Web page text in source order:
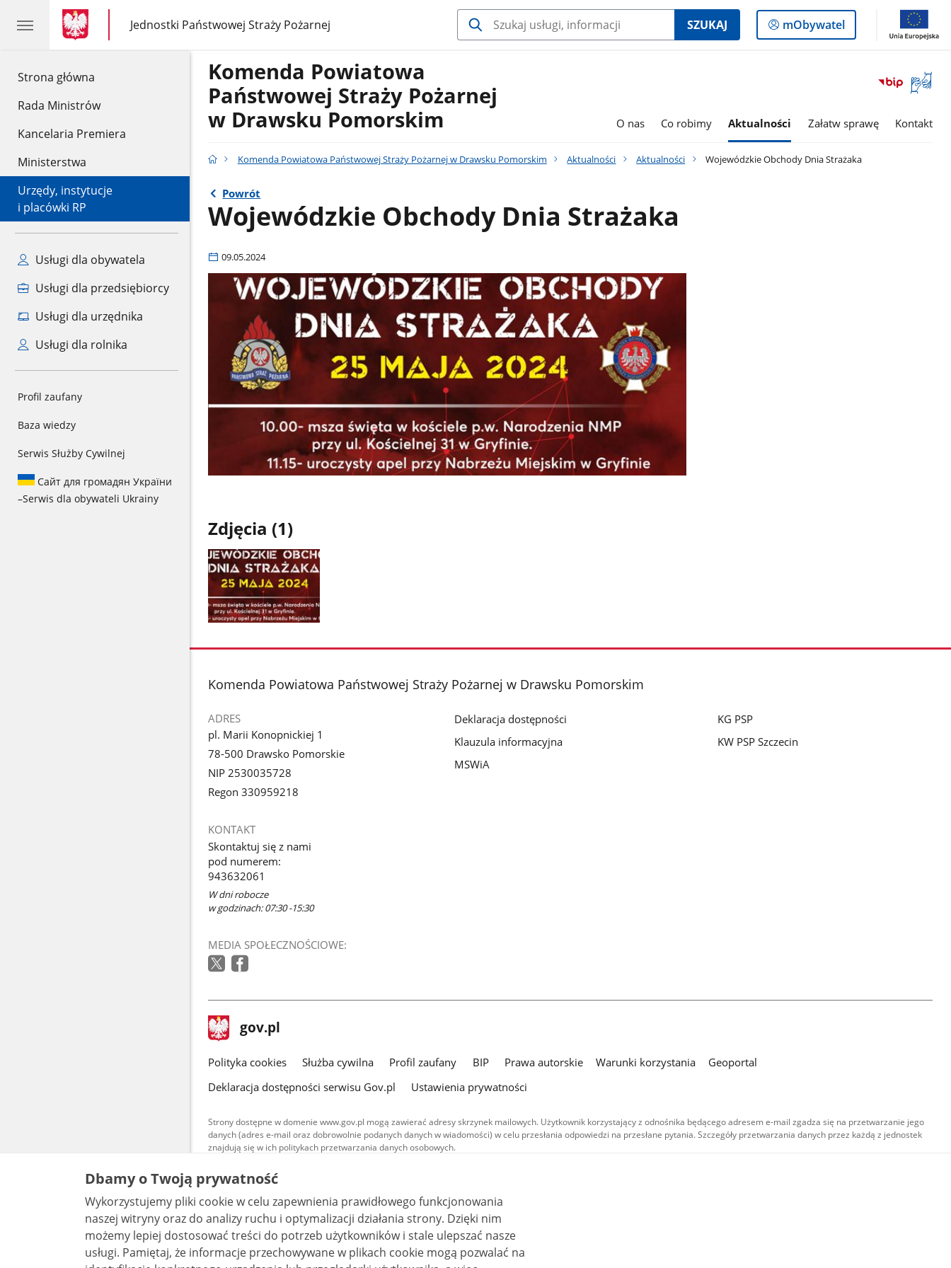
Strona główna
Rada Ministrów
Kancelaria Premiera
Ministerstwa
Urzędy, instytucje
i placówki RP
Usługi dla obywatela
Usługi dla przedsiębiorcy
Usługi dla urzędnika
Usługi dla rolnika
Profil zaufany
Baza wiedzy
Serwis Służby Cywilnej
Сайт для громадян України
–Serwis dla obywateli Ukrainy
gov.pl
gov.pl
Jednostki Państwowej Straży Pożarnej
gov.pl
Jednostki
Państwowej
SZUKAJ
Logowanie
do
mObywatel
Otwórz
okno
Komenda Powiatowa
Państwowej Straży Pożarnej
w Drawsku Pomorskim
O nas Co robimy Aktualności Załatw sprawę Kontakt
Komenda Powiatowa Państwowej Straży Pożarnej w Drawsku Pomorskim Aktualności Aktualności Wojewódzkie Obchody Dnia Strażaka
Powrót
Wojewódzkie Obchody Dnia Strażaka
09.05.2024
Zdjęcia (1)
zdjęcie
galerii.
stopka
Komenda Powiatowa Państwowej Straży Pożarnej w Drawsku Pomorskim
ADRES
pl. Marii Konopnickiej 1
78-500 Drawsko Pomorskie
NIP 2530035728
Regon 330959218
KONTAKT
Skontaktuj się z nami
pod numerem:
943632061
W dni robocze
w godzinach: 07:30 -15:30
MEDIA SPOŁECZNOŚCIOWE:
Deklaracja dostępności
Klauzula informacyjna
MSWiA
KG PSP
KW PSP Szczecin
stopka
gov.pl Strona
gov.pl
gov.pl
Polityka cookies Służba cywilna Profil zaufany BIP Prawa autorskie Warunki korzystania
Geoportal
Deklaracja dostępności serwisu Gov.pl
Ustawienia prywatności
Strony dostępne w domenie www.gov.pl mogą zawierać adresy skrzynek mailowych. Użytkownik korzystający z odnośnika będącego adresem e-mail zgadza się na przetwarzanie jego
danych (adres e-mail oraz dobrowolnie podanych danych w wiadomości) w celu przesłania odpowiedzi na przesłane pytania. Szczegóły przetwarzania danych przez każdą z jednostek
znajdują się w ich politykach przetwarzania danych osobowych.
Treści tekstowe publikowane w serwisie (z wyłączeniem treści audiowizualnych), są
udostępniane na licencji typu Creative Commons: uznanie autorstwa - na tych samych
warunkach 4.0 (CC BY-SA 4.0). Materiały audiowizualne, w tym zdjęcia, materiały audio i wideo,
są udostępniane na licencji typu Creative Commons: uznanie autorstwa użycie niekomercyjne -
bez utworów zależnych 4.0 (CC BY-NC-ND 4.0), o ile nie jest to stwierdzone inaczej.
Dbamy o Twoją prywatność
Wykorzystujemy pliki cookie w celu zapewnienia prawidłowego funkcjonowania
naszej witryny oraz do analizy ruchu i optymalizacji działania strony. Dzięki nim
możemy lepiej dostosować treści do potrzeb użytkowników i stale ulepszać nasze
usługi. Pamiętaj, że informacje przechowywane w plikach cookie mogą pozwalać na